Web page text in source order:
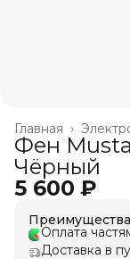
Главная ›
Фен
Чёрный
5 600 ₽
Преимущества
Оплата
Доставка в